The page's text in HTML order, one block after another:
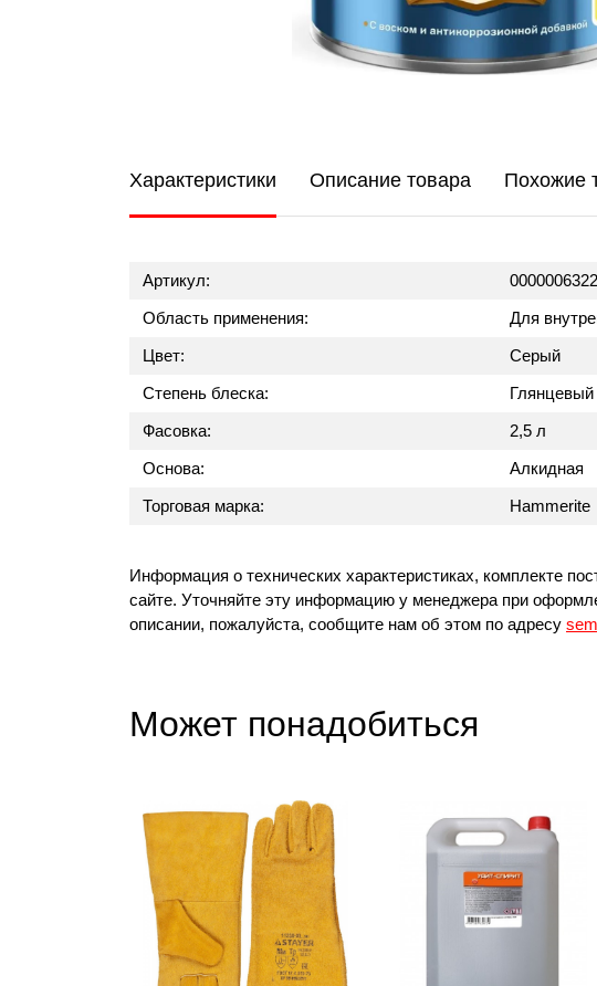
Характеристики Описание товара Похожие
Артикул:
Область применения:
Для
Цвет:
Серый
Степень блеска:
Глянцевый
Фасовка:
2,5 л
Основа:
Алкидная
Торговая марка:
Hammerite
Информация о технических характеристиках, комплекте
сайте. Уточняйте эту информацию у менеджера при
описании, пожалуйста, сообщите нам об этом по адресу
Может понадобиться